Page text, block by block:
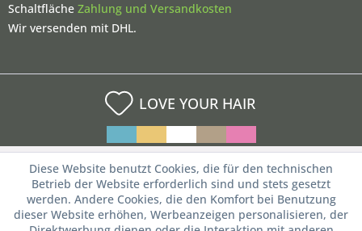
Schaltfläche Zahlung und Versandkosten
Wir versenden mit DHL.
LOVE YOUR HAIR
Diese Website benutzt Cookies, die für den technischen
Betrieb der Website erforderlich sind und stets gesetzt
werden. Andere Cookies, die den Komfort bei Benutzung
dieser Website erhöhen, Werbeanzeigen personalisieren, der